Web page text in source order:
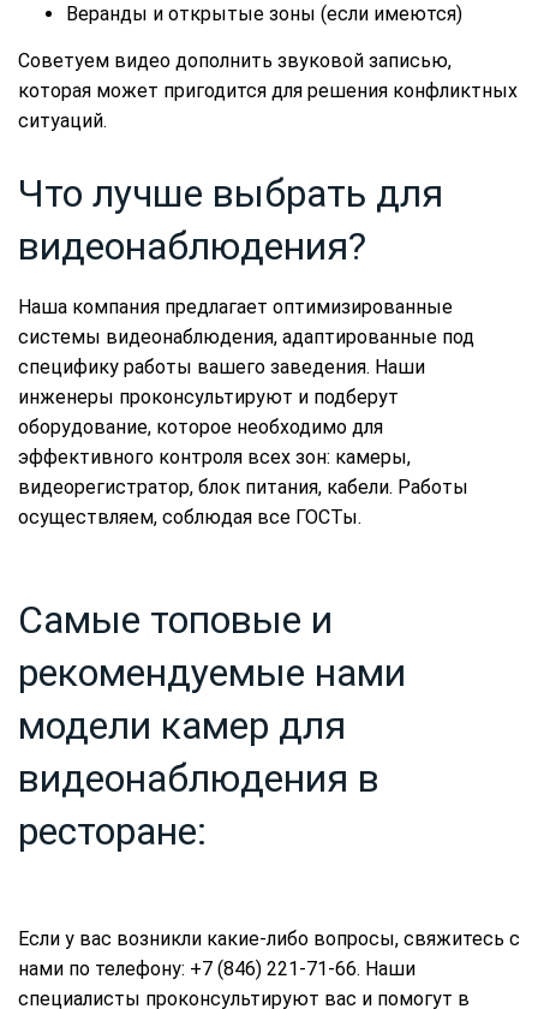
Веранды и открытые зоны (если имеются)
Советуем видео дополнить звуковой записью,
которая может пригодится для решения конфликтных
ситуаций.
Что лучше выбрать для
видеонаблюдения?
Наша компания предлагает оптимизированные
системы видеонаблюдения, адаптированные под
специфику работы вашего заведения. Наши
инженеры проконсультируют и подберут
оборудование, которое необходимо для
эффективного контроля всех зон: камеры,
видеорегистратор, блок питания, кабели. Работы
осуществляем, соблюдая все ГОСТы.
Самые топовые и
рекомендуемые нами
модели камер для
видеонаблюдения в
ресторане:
Если у вас возникли какие-либо вопросы, свяжитесь с
нами по телефону: +7 (846) 221-71-66. Наши
специалисты проконсультируют вас и помогут в